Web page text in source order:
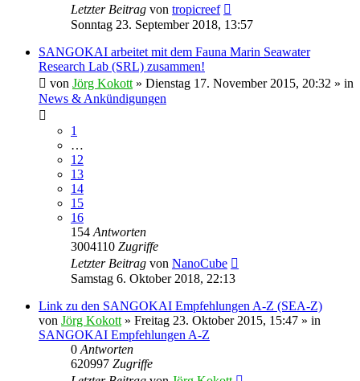
Letzter Beitrag von tropicreef
Sonntag 23. September 2018, 13:57
SANGOKAI arbeitet mit dem Fauna Marin Seawater
Research Lab (SRL) zusammen!
von Jörg Kokott » Dienstag 17. November 2015, 20:32 » in
News & Ankündigungen
1
…
12
13
14
15
16
154 Antworten
3004110 Zugriffe
Letzter Beitrag von NanoCube
Samstag 6. Oktober 2018, 22:13
Link zu den SANGOKAI Empfehlungen A-Z (SEA-Z)
von Jörg Kokott » Freitag 23. Oktober 2015, 15:47 » in
SANGOKAI Empfehlungen A-Z
0 Antworten
620997 Zugriffe